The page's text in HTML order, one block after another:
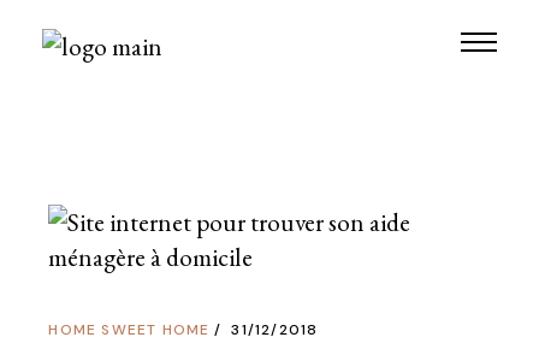
HOME SWEET HOME 31/12/2018